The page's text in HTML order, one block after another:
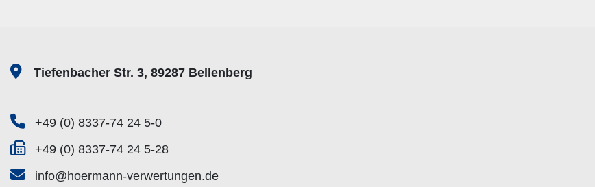
Tiefenbacher Str. 3, 89287 Bellenberg
+49 (0) 8337-74 24 5-0
+49 (0) 8337-74 24 5-28
info@hoermann-verwertungen.de